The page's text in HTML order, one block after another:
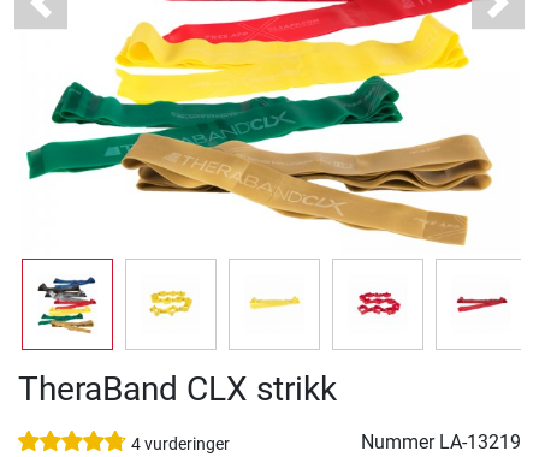
Previous Next
TheraBand CLX strikk
4 vurderinger Nummer LA-13219